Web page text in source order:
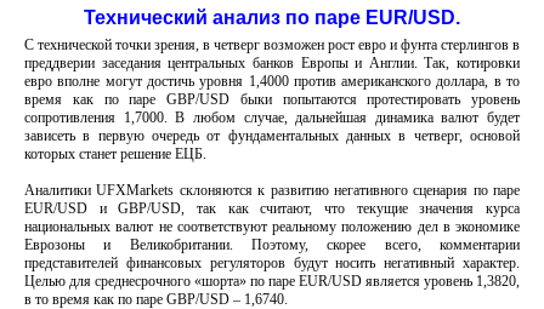
Технический анализ по паре EUR/USD.
С технической точки зрения, в четверг возможен рост евро и фунта стерлингов в
преддверии заседания центральных банков Европы и Англии. Так, котировки
евро вполне могут достичь уровня 1,4000 против американского доллара, в то
время как по паре GBP/USD быки попытаются протестировать уровень
сопротивления 1,7000. В любом случае, дальнейшая динамика валют будет
зависеть в первую очередь от фундаментальных данных в четверг, основой
которых станет решение ЕЦБ.
Аналитики UFXMarkets склоняются к развитию негативного сценария по паре
EUR/USD и GBP/USD, так как считают, что текущие значения курса
национальных валют не соответствуют реальному положению дел в экономике
Еврозоны и Великобритании. Поэтому, скорее всего, комментарии
представителей финансовых регуляторов будут носить негативный характер.
Целью для среднесрочного «шорта» по паре EUR/USD является уровень 1,3820,
в то время как по паре GBP/USD – 1,6740.